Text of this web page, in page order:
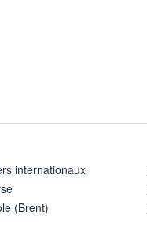
internationaux
(Brent)